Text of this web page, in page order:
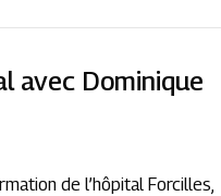
avec Dominique
de l’hôpital Forcilles,